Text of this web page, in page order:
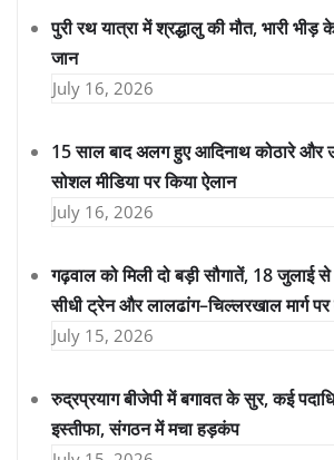
पुरी रथ यात्रा में श्रद्धालु की मौत, भारी
जान
July 16, 2026
15 साल बाद अलग हुए आदिनाथ कोठारे और
सोशल मीडिया पर किया ऐलान
July 16, 2026
गढ़वाल को मिली दो बड़ी सौगातें, 18 जुलाई से
सीधी ट्रेन और लालढांग–चिल्लरखाल मार्ग पर
July 15, 2026
रुद्रप्रयाग बीजेपी में बगावत के सुर, कई
इस्तीफा, संगठन में मचा हड़कंप